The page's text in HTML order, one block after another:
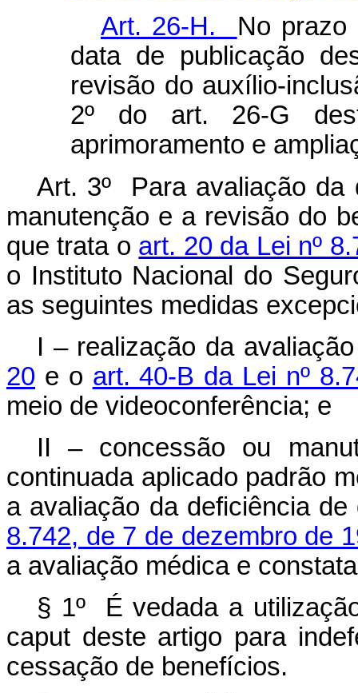
Art. 26-H. No prazo
data de publicação
revisão do auxílio-
2º do art. 26-G
aprimoramento e
Art. 3º Para avaliação da
manutenção e a revisão do
que trata o art. 20 da Lei nº
o Instituto Nacional do
as seguintes medidas
I – realização da
20 e o art. 40-B da Lei nº
meio de videoconferência; e
II – concessão ou
continuada aplicado padrão
a avaliação da deficiência
8.742, de 7 de dezembro de
a avaliação médica e
§ 1º É vedada a
caput deste artigo para
cessação de benefícios.